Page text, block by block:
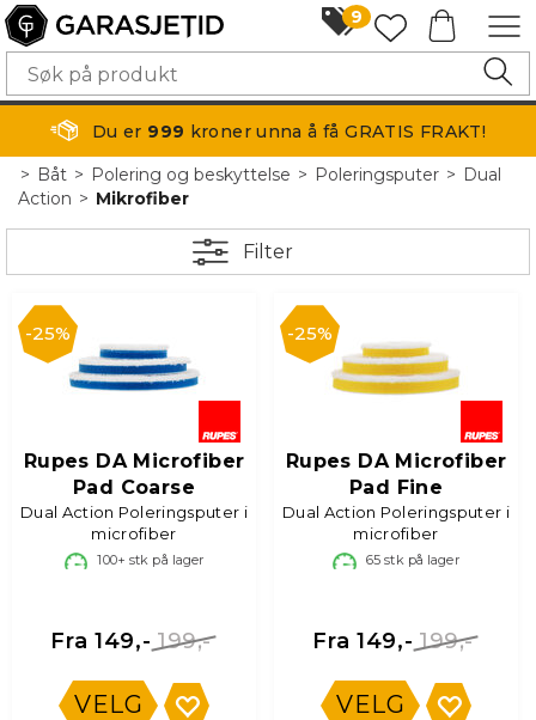
9
Du er 999 kroner unna å få GRATIS FRAKT!
> Båt> Polering og beskyttelse> Poleringsputer> Dual
Action>Mikrofiber
Filter
25%
Rupes DA Microfiber
Pad Coarse
Dual Action Poleringsputer i
microfiber
100+ stk på lager
199,-
Fra 149,-
VELG
25%
Rupes DA Microfiber
Pad Fine
Dual Action Poleringsputer i
microfiber
65 stk på lager
199,-
Fra 149,-
VELG